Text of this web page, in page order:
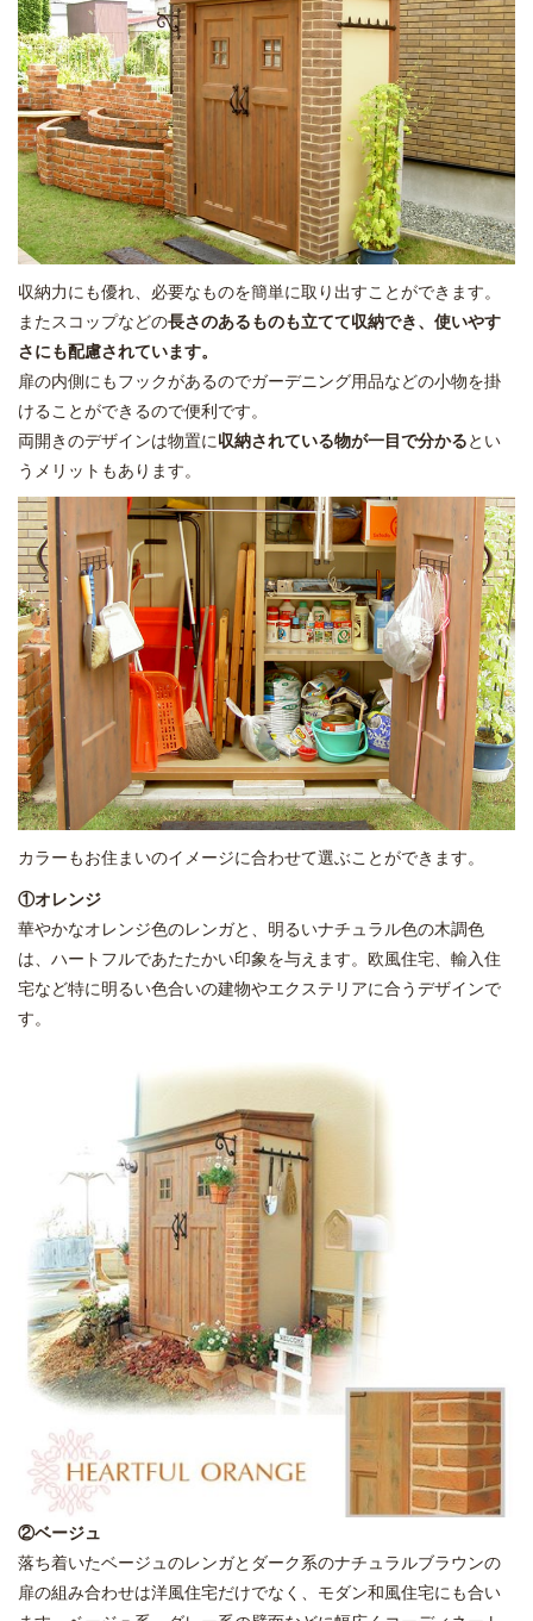
収納力にも優れ、必要なものを簡単に取り出すことができます。
またスコップなどの長さのあるものも立てて収納でき、使いやす
さにも配慮されています。
扉の内側にもフックがあるのでガーデニング用品などの小物を掛
けることができるので便利です。
両開きのデザインは物置に収納されている物が一目で分かるとい
うメリットもあります。
カラーもお住まいのイメージに合わせて選ぶことができます。
①オレンジ
華やかなオレンジ色のレンガと、明るいナチュラル色の木調色
は、ハートフルであたたかい印象を与えます。欧風住宅、輸入住
宅など特に明るい色合いの建物やエクステリアに合うデザインで
す。
②ベージュ
落ち着いたベージュのレンガとダーク系のナチュラルブラウンの
扉の組み合わせは洋風住宅だけでなく、モダン和風住宅にも合い